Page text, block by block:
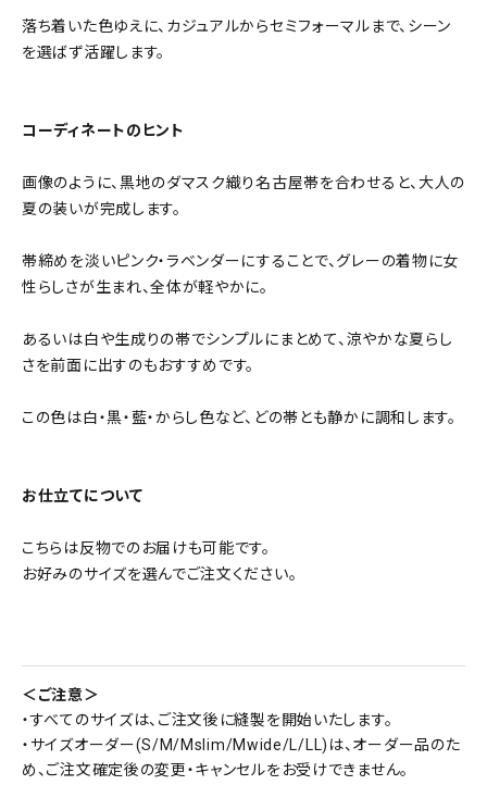
落ち着いた色ゆえに、カジュアルからセミフォーマルまで、シーン
を選ばず活躍します。
コーディネートのヒント
画像のように、黒地のダマスク織り名古屋帯を合わせると、大人の
夏の装いが完成します。
帯締めを淡いピンク・ラベンダーにすることで、グレーの着物に女
性らしさが生まれ、全体が軽やかに。
あるいは白や生成りの帯でシンプルにまとめて、涼やかな夏らし
さを前面に出すのもおすすめです。
この色は白・黒・藍・からし色など、どの帯とも静かに調和します。
お仕立てについて
こちらは反物でのお届けも可能です。
お好みのサイズを選んでご注文ください。
＜ご注意＞
・すべてのサイズは、ご注文後に縫製を開始いたします。
・サイズオーダー(S/M/Mslim/Mwide/L/LL)は、オーダー品のた
め、ご注文確定後の変更・キャンセルをお受けできません。